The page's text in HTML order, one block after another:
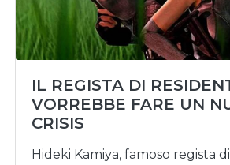
IL REGISTA DI
VORREBBE FARE UN
CRISIS
Hideki Kamiya, famoso regista